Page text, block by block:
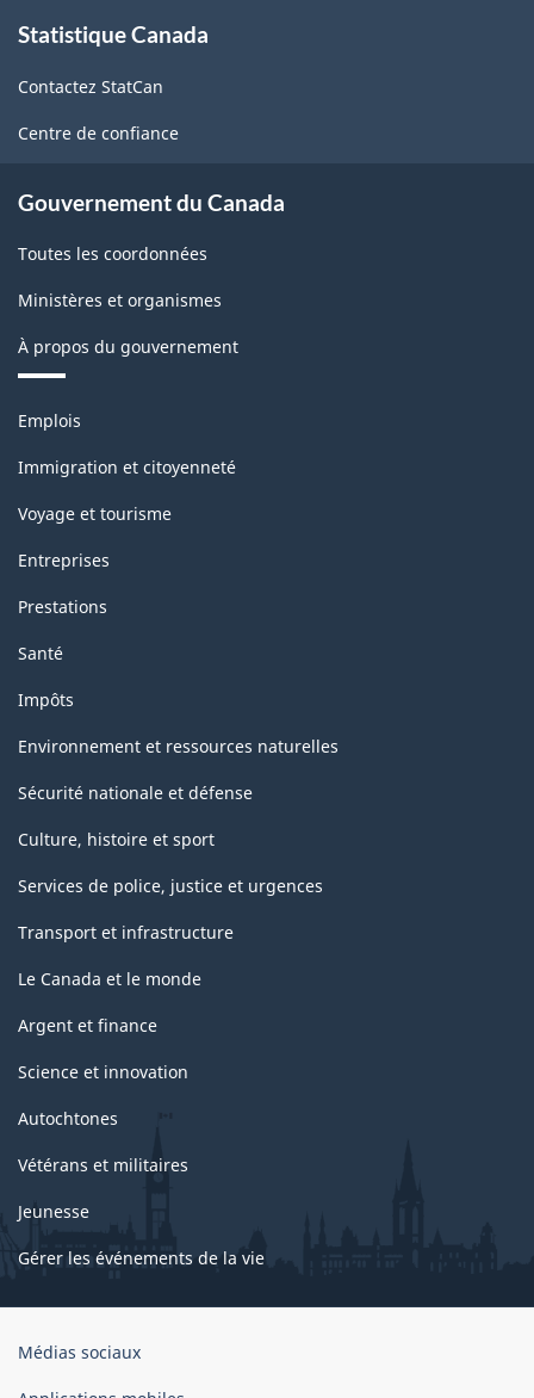
propos
ce
site
Statistique Canada
Contactez StatCan
Centre de confiance
Gouvernement du Canada
Toutes les coordonnées
Ministères et organismes
À propos du gouvernement
Thèmes
sujets
Emplois
Immigration et citoyenneté
Voyage et tourisme
Entreprises
Prestations
Santé
Impôts
Environnement et ressources naturelles
Sécurité nationale et défense
Culture, histoire et sport
Services de police, justice et urgences
Transport et infrastructure
Le Canada et le monde
Argent et finance
Science et innovation
Autochtones
Vétérans et militaires
Jeunesse
Gérer les événements de la vie
Organisation
Médias sociaux